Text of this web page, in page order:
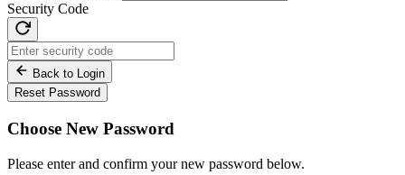
Security Code
Back to Login
Reset Password
Choose New Password
Please enter and confirm your new password below.